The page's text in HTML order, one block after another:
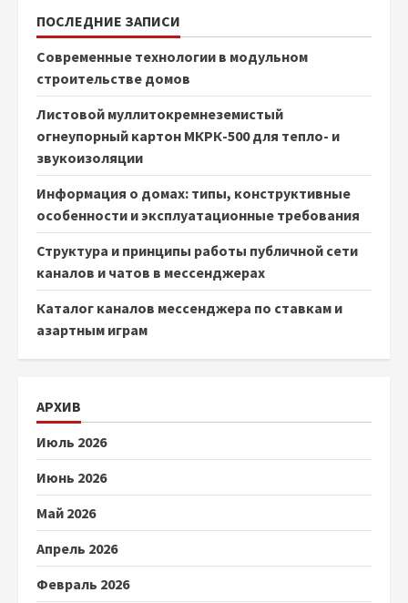
ПОСЛЕДНИЕ ЗАПИСИ
Современные технологии в модульном
строительстве домов
Листовой муллитокремнеземистый
огнеупорный картон МКРК-500 для тепло- и
звукоизоляции
Информация о домах: типы, конструктивные
особенности и эксплуатационные требования
Структура и принципы работы публичной сети
каналов и чатов в мессенджерах
Каталог каналов мессенджера по ставкам и
азартным играм
АРХИВ
Июль 2026
Июнь 2026
Май 2026
Апрель 2026
Февраль 2026